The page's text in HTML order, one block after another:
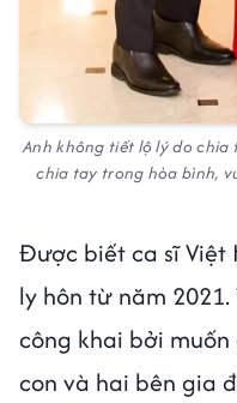
Anh không tiết lộ lý do
chia tay trong hòa bình,
Được biết ca sĩ Việt
ly hôn từ năm
công khai bởi
con và hai bên gia